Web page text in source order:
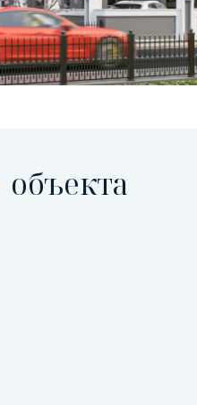
объекта